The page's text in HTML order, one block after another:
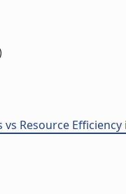
Resource